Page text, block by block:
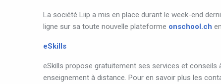
La société Liip a mis en place durant le week-end
ligne sur sa toute nouvelle plateforme onschool.ch
eSkills
eSkills propose gratuitement ses services et
enseignement à distance. Pour en savoir plus les